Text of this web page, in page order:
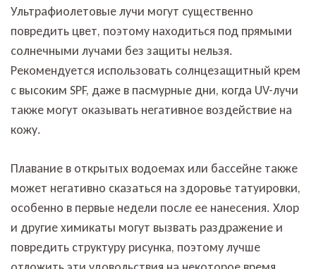
Ультрафиолетовые лучи могут существенно
повредить цвет, поэтому находиться под прямыми
солнечными лучами без защиты нельзя.
Рекомендуется использовать солнцезащитный крем
с высоким SPF, даже в пасмурные дни, когда UV-лучи
также могут оказывать негативное воздействие на
кожу.
Плавание в открытых водоемах или бассейне также
может негативно сказаться на здоровье татуировки,
особенно в первые недели после ее нанесения. Хлор
и другие химикаты могут вызвать раздражение и
повредить структуру рисунка, поэтому лучше